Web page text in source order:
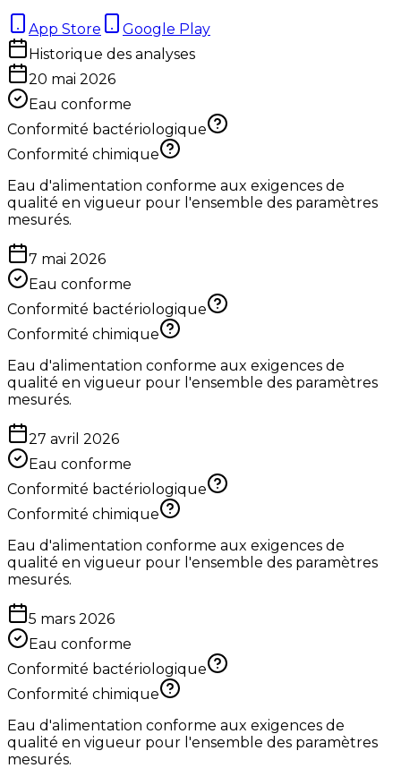
App Store
Google Play
Historique des analyses
20 mai 2026
Eau conforme
Conformité bactériologique
Conformité chimique
Eau d'alimentation conforme aux exigences de
qualité en vigueur pour l'ensemble des paramètres
mesurés.
7 mai 2026
Eau conforme
Conformité bactériologique
Conformité chimique
Eau d'alimentation conforme aux exigences de
qualité en vigueur pour l'ensemble des paramètres
mesurés.
27 avril 2026
Eau conforme
Conformité bactériologique
Conformité chimique
Eau d'alimentation conforme aux exigences de
qualité en vigueur pour l'ensemble des paramètres
mesurés.
5 mars 2026
Eau conforme
Conformité bactériologique
Conformité chimique
Eau d'alimentation conforme aux exigences de
qualité en vigueur pour l'ensemble des paramètres
mesurés.